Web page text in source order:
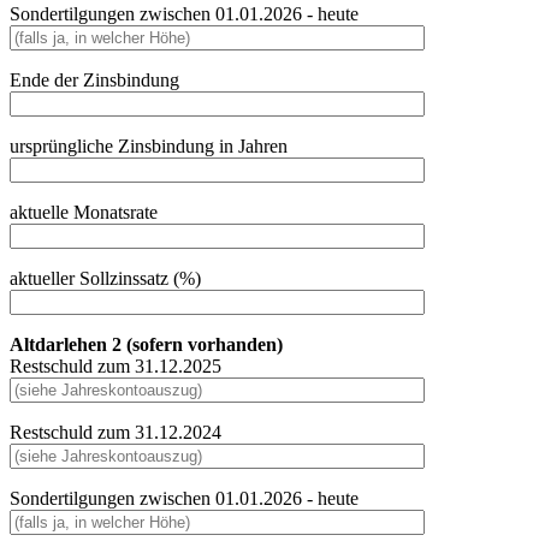
Sondertilgungen zwischen 01.01.2026 - heute
Ende der Zinsbindung
ursprüngliche Zinsbindung in Jahren
aktuelle Monatsrate
aktueller Sollzinssatz (%)
Altdarlehen 2 (sofern vorhanden)
Restschuld zum 31.12.2025
Restschuld zum 31.12.2024
Sondertilgungen zwischen 01.01.2026 - heute